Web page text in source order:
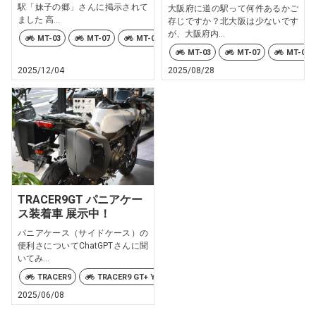
駅「妹子の郷」さんに掲示されて
ました 高...
MT-03 MT-07 MT-07 Y-AMT MT-09
2025/12/04
大阪府に道の駅って何件あるかご
存じですか？北大阪は少ないです
が、大阪府内...
MT-03 MT-07 MT-07
2025/08/28
TRACER9GT パニアケー
ス装着車 展示中！
パニアケース（サイドケース）の
便利さについてChatGPTさんに聞
いてみ...
TRACER9 TRACER9 GT+ Y-AMT
2025/06/08